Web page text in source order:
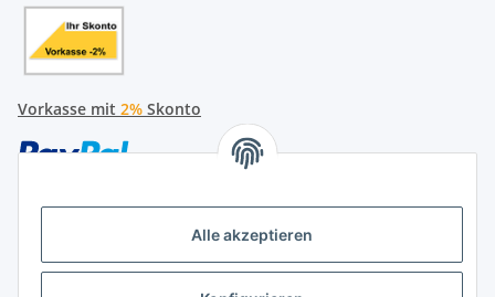
Alle akzeptieren
Vorkasse mit 2% Skonto
Später bezahlen